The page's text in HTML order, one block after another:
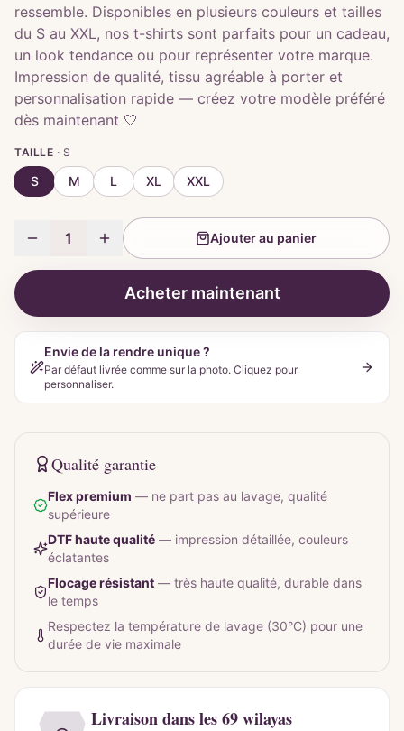
ressemble. Disponibles en plusieurs couleurs et tailles
du S au XXL, nos t-shirts sont parfaits pour un cadeau,
un look tendance ou pour représenter votre marque.
Impression de qualité, tissu agréable à porter et
personnalisation rapide — créez votre modèle préféré
dès maintenant 🤍
TAILLE · S
S M L XL XXL
1 Ajouter au panier
Acheter maintenant
Envie de la rendre unique ?
Par défaut livrée comme sur la photo. Cliquez pour
personnaliser.
Qualité garantie
Flex premium — ne part pas au lavage, qualité
supérieure
DTF haute qualité — impression détaillée, couleurs
éclatantes
Flocage résistant — très haute qualité, durable dans
le temps
Respectez la température de lavage (30°C) pour une
durée de vie maximale
Livraison dans les 69 wilayas